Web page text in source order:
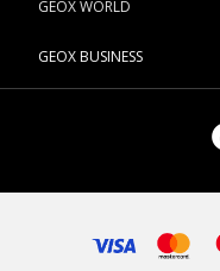
GEOX WORLD
GEOX BUSINESS